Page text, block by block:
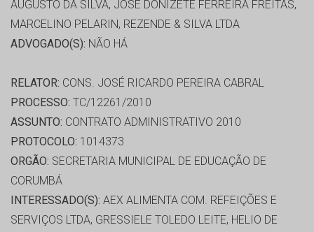
AUGUSTO DA SILVA, JOSE DONIZETE FERREIRA FREITAS,
MARCELINO PELARIN, REZENDE & SILVA LTDA
ADVOGADO(S): NÃO HÁ
RELATOR: CONS. JOSÉ RICARDO PEREIRA CABRAL
PROCESSO: TC/12261/2010
ASSUNTO: CONTRATO ADMINISTRATIVO 2010
PROTOCOLO: 1014373
ORGÃO: SECRETARIA MUNICIPAL DE EDUCAÇÃO DE
CORUMBÁ
INTERESSADO(S): AEX ALIMENTA COM. REFEIÇÕES E
SERVIÇOS LTDA, GRESSIELE TOLEDO LEITE, HELIO DE